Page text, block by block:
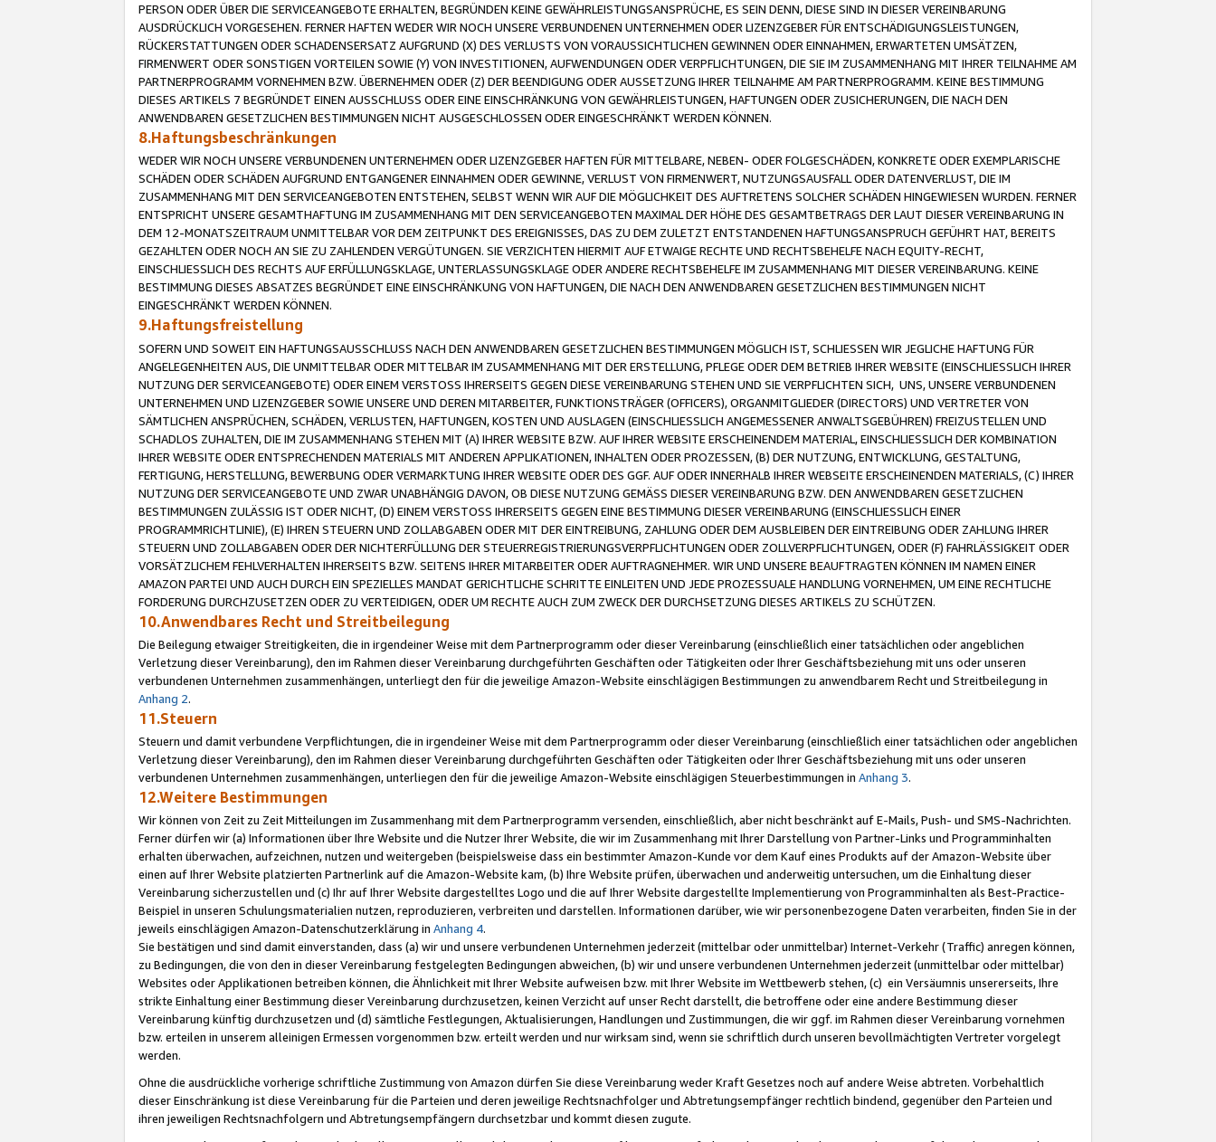
PERSON ODER ÜBER DIE SERVICEANGEBOTE ERHALTEN, BEGRÜNDEN KEINE GEWÄHRLEISTUNGSANSPRÜCHE, ES SEIN DENN, DIESE SIND IN DIESER VEREINBARUNG
AUSDRÜCKLICH VORGESEHEN. FERNER HAFTEN WEDER WIR NOCH UNSERE VERBUNDENEN UNTERNEHMEN ODER LIZENZGEBER FÜR ENTSCHÄDIGUNGSLEISTUNGEN,
RÜCKERSTATTUNGEN ODER SCHADENSERSATZ AUFGRUND (X) DES VERLUSTS VON VORAUSSICHTLICHEN GEWINNEN ODER EINNAHMEN, ERWARTETEN UMSÄTZEN,
FIRMENWERT ODER SONSTIGEN VORTEILEN SOWIE (Y) VON INVESTITIONEN, AUFWENDUNGEN ODER VERPFLICHTUNGEN, DIE SIE IM ZUSAMMENHANG MIT IHRER TEILNAHME AM
PARTNERPROGRAMM VORNEHMEN BZW. ÜBERNEHMEN ODER (Z) DER BEENDIGUNG ODER AUSSETZUNG IHRER TEILNAHME AM PARTNERPROGRAMM. KEINE BESTIMMUNG
DIESES ARTIKELS 7 BEGRÜNDET EINEN AUSSCHLUSS ODER EINE EINSCHRÄNKUNG VON GEWÄHRLEISTUNGEN, HAFTUNGEN ODER ZUSICHERUNGEN, DIE NACH DEN
ANWENDBAREN GESETZLICHEN BESTIMMUNGEN NICHT AUSGESCHLOSSEN ODER EINGESCHRÄNKT WERDEN KÖNNEN.
8.Haftungsbeschränkungen
WEDER WIR NOCH UNSERE VERBUNDENEN UNTERNEHMEN ODER LIZENZGEBER HAFTEN FÜR MITTELBARE, NEBEN- ODER FOLGESCHÄDEN, KONKRETE ODER EXEMPLARISCHE
SCHÄDEN ODER SCHÄDEN AUFGRUND ENTGANGENER EINNAHMEN ODER GEWINNE, VERLUST VON FIRMENWERT, NUTZUNGSAUSFALL ODER DATENVERLUST, DIE IM
ZUSAMMENHANG MIT DEN SERVICEANGEBOTEN ENTSTEHEN, SELBST WENN WIR AUF DIE MÖGLICHKEIT DES AUFTRETENS SOLCHER SCHÄDEN HINGEWIESEN WURDEN. FERNER
ENTSPRICHT UNSERE GESAMTHAFTUNG IM ZUSAMMENHANG MIT DEN SERVICEANGEBOTEN MAXIMAL DER HÖHE DES GESAMTBETRAGS DER LAUT DIESER VEREINBARUNG IN
DEM 12-MONATSZEITRAUM UNMITTELBAR VOR DEM ZEITPUNKT DES EREIGNISSES, DAS ZU DEM ZULETZT ENTSTANDENEN HAFTUNGSANSPRUCH GEFÜHRT HAT, BEREITS
GEZAHLTEN ODER NOCH AN SIE ZU ZAHLENDEN VERGÜTUNGEN. SIE VERZICHTEN HIERMIT AUF ETWAIGE RECHTE UND RECHTSBEHELFE NACH EQUITY-RECHT,
EINSCHLIESSLICH DES RECHTS AUF ERFÜLLUNGSKLAGE, UNTERLASSUNGSKLAGE ODER ANDERE RECHTSBEHELFE IM ZUSAMMENHANG MIT DIESER VEREINBARUNG. KEINE
BESTIMMUNG DIESES ABSATZES BEGRÜNDET EINE EINSCHRÄNKUNG VON HAFTUNGEN, DIE NACH DEN ANWENDBAREN GESETZLICHEN BESTIMMUNGEN NICHT
EINGESCHRÄNKT WERDEN KÖNNEN.
9.Haftungsfreistellung
SOFERN UND SOWEIT EIN HAFTUNGSAUSSCHLUSS NACH DEN ANWENDBAREN GESETZLICHEN BESTIMMUNGEN MÖGLICH IST, SCHLIESSEN WIR JEGLICHE HAFTUNG FÜR
ANGELEGENHEITEN AUS, DIE UNMITTELBAR ODER MITTELBAR IM ZUSAMMENHANG MIT DER ERSTELLUNG, PFLEGE ODER DEM BETRIEB IHRER WEBSITE (EINSCHLIESSLICH IHRER
NUTZUNG DER SERVICEANGEBOTE) ODER EINEM VERSTOSS IHRERSEITS GEGEN DIESE VEREINBARUNG STEHEN UND SIE VERPFLICHTEN SICH, UNS, UNSERE VERBUNDENEN
UNTERNEHMEN UND LIZENZGEBER SOWIE UNSERE UND DEREN MITARBEITER, FUNKTIONSTRÄGER (OFFICERS), ORGANMITGLIEDER (DIRECTORS) UND VERTRETER VON
SÄMTLICHEN ANSPRÜCHEN, SCHÄDEN, VERLUSTEN, HAFTUNGEN, KOSTEN UND AUSLAGEN (EINSCHLIESSLICH ANGEMESSENER ANWALTSGEBÜHREN) FREIZUSTELLEN UND
SCHADLOS ZUHALTEN, DIE IM ZUSAMMENHANG STEHEN MIT (A) IHRER WEBSITE BZW. AUF IHRER WEBSITE ERSCHEINENDEM MATERIAL, EINSCHLIESSLICH DER KOMBINATION
IHRER WEBSITE ODER ENTSPRECHENDEN MATERIALS MIT ANDEREN APPLIKATIONEN, INHALTEN ODER PROZESSEN, (B) DER NUTZUNG, ENTWICKLUNG, GESTALTUNG,
FERTIGUNG, HERSTELLUNG, BEWERBUNG ODER VERMARKTUNG IHRER WEBSITE ODER DES GGF. AUF ODER INNERHALB IHRER WEBSEITE ERSCHEINENDEN MATERIALS, (C) IHRER
NUTZUNG DER SERVICEANGEBOTE UND ZWAR UNABHÄNGIG DAVON, OB DIESE NUTZUNG GEMÄSS DIESER VEREINBARUNG BZW. DEN ANWENDBAREN GESETZLICHEN
BESTIMMUNGEN ZULÄSSIG IST ODER NICHT, (D) EINEM VERSTOSS IHRERSEITS GEGEN EINE BESTIMMUNG DIESER VEREINBARUNG (EINSCHLIESSLICH EINER
PROGRAMMRICHTLINIE), (E) IHREN STEUERN UND ZOLLABGABEN ODER MIT DER EINTREIBUNG, ZAHLUNG ODER DEM AUSBLEIBEN DER EINTREIBUNG ODER ZAHLUNG IHRER
STEUERN UND ZOLLABGABEN ODER DER NICHTERFÜLLUNG DER STEUERREGISTRIERUNGSVERPFLICHTUNGEN ODER ZOLLVERPFLICHTUNGEN, ODER (F) FAHRLÄSSIGKEIT ODER
VORSÄTZLICHEM FEHLVERHALTEN IHRERSEITS BZW. SEITENS IHRER MITARBEITER ODER AUFTRAGNEHMER. WIR UND UNSERE BEAUFTRAGTEN KÖNNEN IM NAMEN EINER
AMAZON PARTEI UND AUCH DURCH EIN SPEZIELLES MANDAT GERICHTLICHE SCHRITTE EINLEITEN UND JEDE PROZESSUALE HANDLUNG VORNEHMEN, UM EINE RECHTLICHE
FORDERUNG DURCHZUSETZEN ODER ZU VERTEIDIGEN, ODER UM RECHTE AUCH ZUM ZWECK DER DURCHSETZUNG DIESES ARTIKELS ZU SCHÜTZEN.
10.Anwendbares Recht und Streitbeilegung
Die Beilegung etwaiger Streitigkeiten, die in irgendeiner Weise mit dem Partnerprogramm oder dieser Vereinbarung (einschließlich einer tatsächlichen oder angeblichen
Verletzung dieser Vereinbarung), den im Rahmen dieser Vereinbarung durchgeführten Geschäften oder Tätigkeiten oder Ihrer Geschäftsbeziehung mit uns oder unseren
verbundenen Unternehmen zusammenhängen, unterliegt den für die jeweilige Amazon-Website einschlägigen Bestimmungen zu anwendbarem Recht und Streitbeilegung in
Anhang 2.
11.Steuern
Steuern und damit verbundene Verpflichtungen, die in irgendeiner Weise mit dem Partnerprogramm oder dieser Vereinbarung (einschließlich einer tatsächlichen oder angeblichen
Verletzung dieser Vereinbarung), den im Rahmen dieser Vereinbarung durchgeführten Geschäften oder Tätigkeiten oder Ihrer Geschäftsbeziehung mit uns oder unseren
verbundenen Unternehmen zusammenhängen, unterliegen den für die jeweilige Amazon-Website einschlägigen Steuerbestimmungen in Anhang 3.
12.Weitere Bestimmungen
Wir können von Zeit zu Zeit Mitteilungen im Zusammenhang mit dem Partnerprogramm versenden, einschließlich, aber nicht beschränkt auf E-Mails, Push- und SMS-Nachrichten.
Ferner dürfen wir (a) Informationen über Ihre Website und die Nutzer Ihrer Website, die wir im Zusammenhang mit Ihrer Darstellung von Partner-Links und Programminhalten
erhalten überwachen, aufzeichnen, nutzen und weitergeben (beispielsweise dass ein bestimmter Amazon-Kunde vor dem Kauf eines Produkts auf der Amazon-Website über
einen auf Ihrer Website platzierten Partnerlink auf die Amazon-Website kam, (b) Ihre Website prüfen, überwachen und anderweitig untersuchen, um die Einhaltung dieser
Vereinbarung sicherzustellen und (c) Ihr auf Ihrer Website dargestelltes Logo und die auf Ihrer Website dargestellte Implementierung von Programminhalten als Best-Practice-
Beispiel in unseren Schulungsmaterialien nutzen, reproduzieren, verbreiten und darstellen. Informationen darüber, wie wir personenbezogene Daten verarbeiten, finden Sie in der
jeweils einschlägigen Amazon-Datenschutzerklärung in Anhang 4.
Sie bestätigen und sind damit einverstanden, dass (a) wir und unsere verbundenen Unternehmen jederzeit (mittelbar oder unmittelbar) Internet-Verkehr (Traffic) anregen können,
zu Bedingungen, die von den in dieser Vereinbarung festgelegten Bedingungen abweichen, (b) wir und unsere verbundenen Unternehmen jederzeit (unmittelbar oder mittelbar)
Websites oder Applikationen betreiben können, die Ähnlichkeit mit Ihrer Website aufweisen bzw. mit Ihrer Website im Wettbewerb stehen, (c) ein Versäumnis unsererseits, Ihre
strikte Einhaltung einer Bestimmung dieser Vereinbarung durchzusetzen, keinen Verzicht auf unser Recht darstellt, die betroffene oder eine andere Bestimmung dieser
Vereinbarung künftig durchzusetzen und (d) sämtliche Festlegungen, Aktualisierungen, Handlungen und Zustimmungen, die wir ggf. im Rahmen dieser Vereinbarung vornehmen
bzw. erteilen in unserem alleinigen Ermessen vorgenommen bzw. erteilt werden und nur wirksam sind, wenn sie schriftlich durch unseren bevollmächtigten Vertreter vorgelegt
werden.
Ohne die ausdrückliche vorherige schriftliche Zustimmung von Amazon dürfen Sie diese Vereinbarung weder Kraft Gesetzes noch auf andere Weise abtreten. Vorbehaltlich
dieser Einschränkung ist diese Vereinbarung für die Parteien und deren jeweilige Rechtsnachfolger und Abtretungsempfänger rechtlich bindend, gegenüber den Parteien und
ihren jeweiligen Rechtsnachfolgern und Abtretungsempfängern durchsetzbar und kommt diesen zugute.